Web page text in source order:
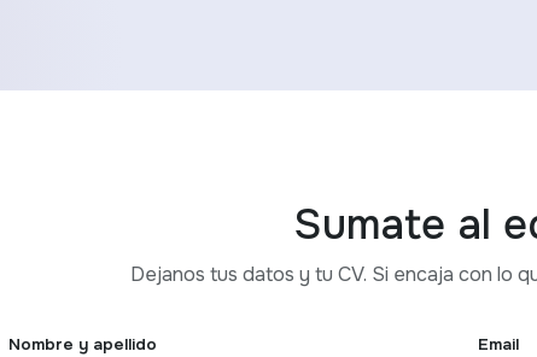
Sumate al
Dejanos tus datos y tu CV. Si encaja con lo
Nombre y apellido Email